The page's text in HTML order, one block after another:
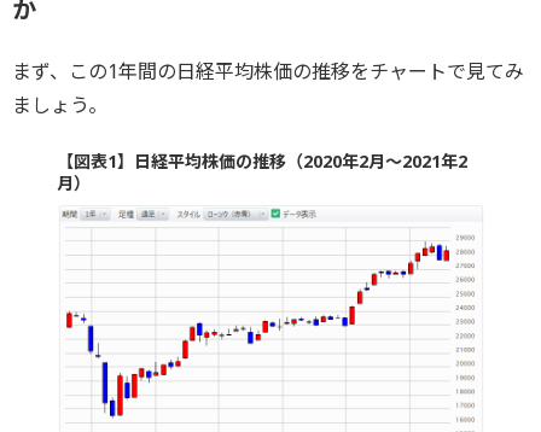
か
まず、この1年間の日経平均株価の推移をチャートで見てみ
ましょう。
【図表1】日経平均株価の推移（2020年2月～2021年2
月）